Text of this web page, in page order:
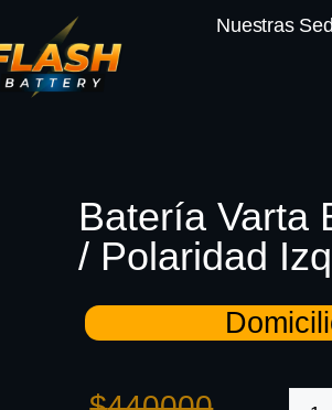
Nuestras
Batería Varta
/ Polaridad